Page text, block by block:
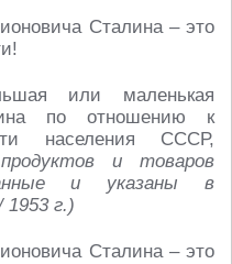
или маленькая
по отношению к
населения СССР,
и товаров
и указаны в
1953 г.)